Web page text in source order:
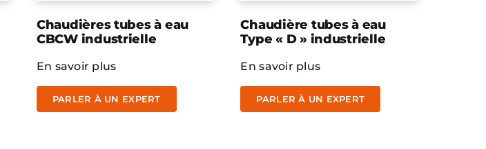
Chaudières tubes à eau
CBCW industrielle
En savoir plus
PARLER À UN EXPERT
Chaudière tubes à eau
Type « D » industrielle
En savoir plus
PARLER À UN EXPERT